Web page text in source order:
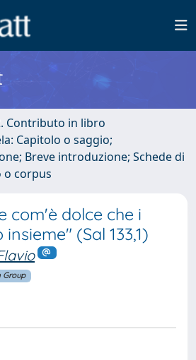
Contributo in libro
Capitolo o saggio;
Breve introduzione; Schede di
corpus
com'è dolce che i
(Sal 133,1)
Group